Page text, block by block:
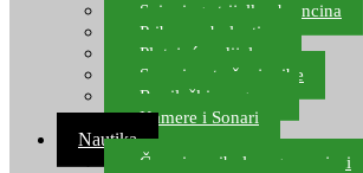
Spinning strijelke, brancina
Pribor za bolentino
Plutajuća odijela
Sonari za traženje ribe
Ronilački program
Kamere i Sonari
Nautika
Čamci za ribolov, gumenjaci